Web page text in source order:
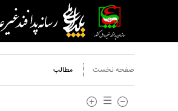
صفحه نخست مطالب